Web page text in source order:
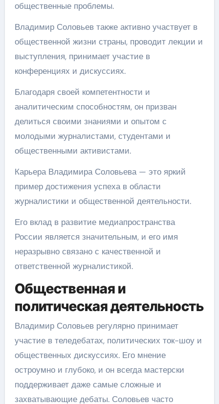
общественные проблемы.
Владимир Соловьев также активно участвует в
общественной жизни страны, проводит лекции и
выступления, принимает участие в
конференциях и дискуссиях.
Благодаря своей компетентности и
аналитическим способностям, он призван
делиться своими знаниями и опытом с
молодыми журналистами, студентами и
общественными активистами.
Карьера Владимира Соловьева — это яркий
пример достижения успеха в области
журналистики и общественной деятельности.
Его вклад в развитие медиапространства
России является значительным, и его имя
неразрывно связано с качественной и
ответственной журналистикой.
Общественная и
политическая деятельность
Владимир Соловьев регулярно принимает
участие в теледебатах, политических ток-шоу и
общественных дискуссиях. Его мнение
остроумно и глубоко, и он всегда мастерски
поддерживает даже самые сложные и
захватывающие дебаты. Соловьев часто